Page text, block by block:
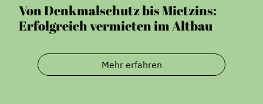
Von Denkmalschutz bis Mietzins:
Erfolgreich vermieten im Altbau
Mehr erfahren